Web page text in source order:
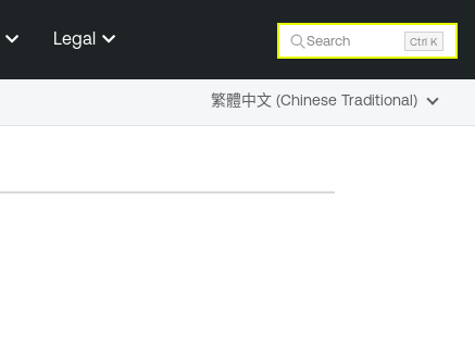
Legal Search Ctrl K
繁體中文 (Chinese Traditional)